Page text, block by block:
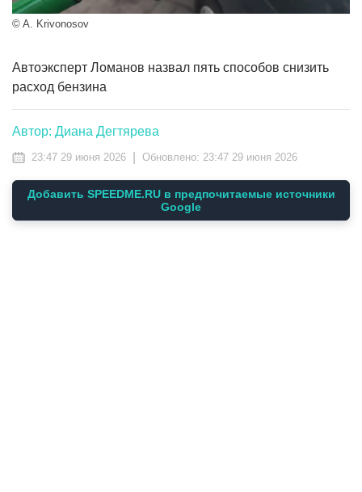
© A. Krivonosov
Автоэксперт Ломанов назвал пять способов снизить
расход бензина
Автор: Диана Дегтярева
23:47 29 июня 2026 Обновлено: 23:47 29 июня 2026
Добавить SPEEDME.RU в предпочитаемые источники
Google